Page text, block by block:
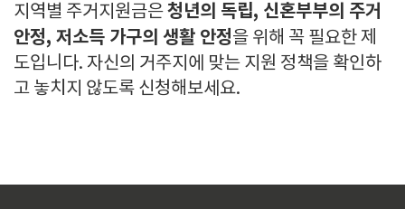
지역별 주거지원금은청년의 독립, 신혼부부의 주거
안정, 저소득 가구의 생활 안정을 위해 꼭 필요한 제
도입니다. 자신의 거주지에 맞는 지원 정책을 확인하
고 놓치지 않도록 신청해보세요.